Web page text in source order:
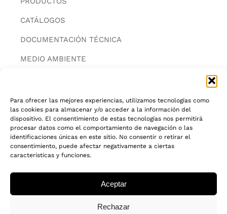
Para ofrecer las mejores experiencias, utilizamos tecnologías como
las cookies para almacenar y/o acceder a la información del
dispositivo. El consentimiento de estas tecnologías nos permitirá
procesar datos como el comportamiento de navegación o las
identificaciones únicas en este sitio. No consentir o retirar el
consentimiento, puede afectar negativamente a ciertas
características y funciones.
Aceptar
Rechazar
CATÁLOGOS
DOCUMENTACIÓN TÉCNICA
MEDIO AMBIENTE
INFORMACIÓN
AVISO LEGAL
POLITICA DE PRIVACIDAD
CADENA DE CUSTODIA FSC®